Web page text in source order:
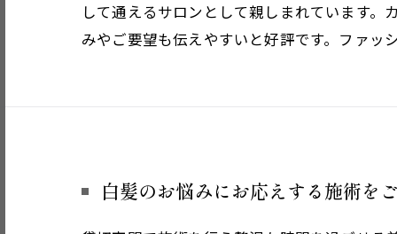
して通えるサロンとして親しまれています
みやご要望も伝えやすいと好評です。ファッ
白髪のお悩みにお応えする施術を